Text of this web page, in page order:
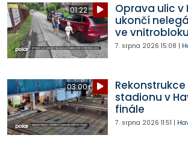
01:22
Oprava ulic v
ukončí
ve vnitrobloku
7. srpna 2026 15:08 |
03:00
stadionu v
finále
7. srpna 2026 11:51 |